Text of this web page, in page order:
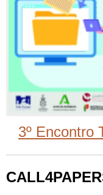
3º Encontro